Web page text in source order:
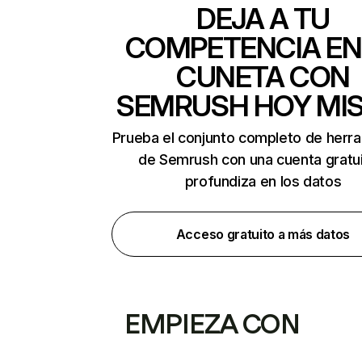
DEJA A TU
COMPETENCIA
CUNETA CON
SEMRUSH HOY
Prueba el conjunto completo de
de Semrush con una cuenta
profundiza en los datos
Acceso gratuito a más datos
EMPIEZA CON